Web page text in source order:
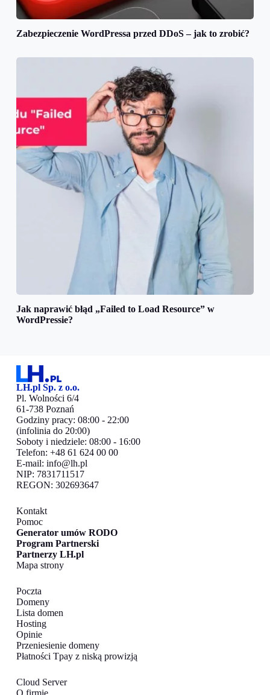
Zabezpieczenie WordPressa przed DDoS – jak to zrobić?
Jak naprawić błąd „Failed to Load Resource” w
WordPressie?
LH.pl Sp. z o.o.
Pl. Wolności 6/4
61-738 Poznań
Godziny pracy: 08:00 - 22:00
(infolinia do 20:00)
Soboty i niedziele: 08:00 - 16:00
Telefon: +48 61 624 00 00
E-mail: info@lh.pl
NIP: 7831711517
REGON: 302693647
Kontakt
Pomoc
Generator umów RODO
Program Partnerski
Partnerzy LH.pl
Mapa strony
Poczta
Domeny
Lista domen
Hosting
Opinie
Przeniesienie domeny
Płatności Tpay z niską prowizją
Cloud Server
O firmie